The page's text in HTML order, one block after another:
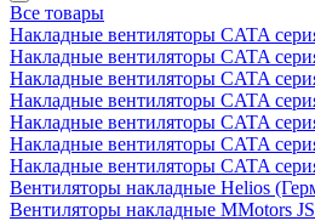
Все товары
Накладные вентиляторы CATA
Накладные вентиляторы CATA
Накладные вентиляторы CATA
Накладные вентиляторы CATA
Накладные вентиляторы CATA
Накладные вентиляторы CATA
Накладные вентиляторы CATA
Вентиляторы накладные Helios
Вентиляторы накладные MMotors